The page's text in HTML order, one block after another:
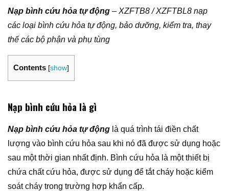
Nạp bình cứu hỏa tự động – XZFTB8 / XZFTBL8 nạp
các loại bình cứu hỏa tự động, bảo dưỡng, kiểm tra, thay
thế các bộ phận và phụ tùng
Contents [show]
Nạp bình cứu hỏa là gì
Nạp bình cứu hỏa tự động là quá trình tái điền chất
lượng vào bình cứu hỏa sau khi nó đã được sử dụng hoặc
sau một thời gian nhất định. Bình cứu hỏa là một thiết bị
chứa chất cứu hỏa, được sử dụng để tắt cháy hoặc kiểm
soát cháy trong trường hợp khẩn cấp.